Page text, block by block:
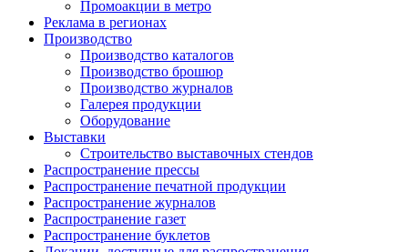
Промоакции в метро
Реклама в регионах
Производство
Производство каталогов
Производство брошюр
Производство журналов
Галерея продукции
Оборудование
Выставки
Строительство выставочных стендов
Распространение прессы
Распространение печатной продукции
Распространение журналов
Распространение газет
Распространение буклетов